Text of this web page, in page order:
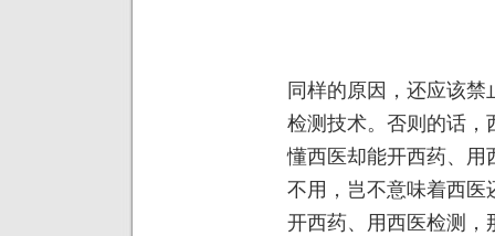
同样的原因，还应该
检测技术。否则的话，
懂西医却能开西药、用
不用，岂不意味着西医
开西药、用西医检测，